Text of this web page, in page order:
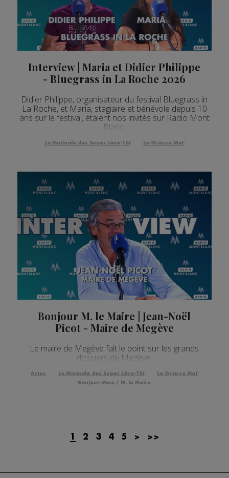
Interview | Maria et Didier Philippe
- Bluegrass in La Roche 2026
Didier Philippe, organisateur du festival Bluegrass in
La Roche, et Maria, stagiaire et bénévole depuis 10
ans sur le festival, étaient nos invités sur Radio Mont
Blanc.
La Matinale des Super Lève-Tôt La Grasse Mat'
Bonjour M. le Maire | Jean-Noël
Picot - Maire de Megève
Le maire de Megève fait le point sur les grands
dossiers de Megève.
Actus La Matinale des Super Lève-Tôt
La Grasse Mat'
Bonjour Mme / M. le Maire
1 2 3 4 5 > >>